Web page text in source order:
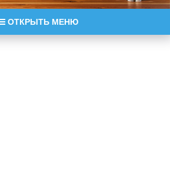
ОТКРЫТЬ МЕНЮ